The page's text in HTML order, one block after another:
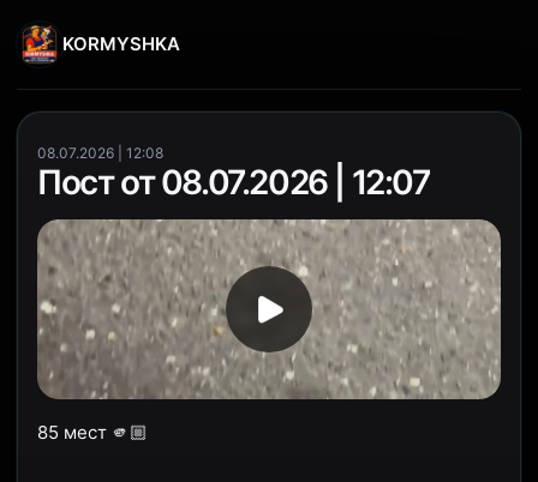
KORMYSHKA
08.07.2026 | 12:08
Пост от 08.07.2026 | 12:07
85 мест 🫵🏼